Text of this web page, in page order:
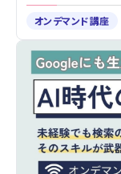
オンデマンド講座